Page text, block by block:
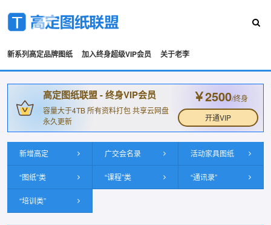
新系列高定品牌图纸 加入终身超级VIP会员 关于老李
高定图纸联盟 - 终身VIP会员
容量大于4TB 所有资料打包 共享云网盘
永久更新
￥2500/终身
开通VIP
新增高定 广交会名录 活动家具图纸
“图纸”类 “课程”类 “通讯录”
“培训类”